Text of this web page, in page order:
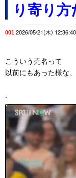
り寄り方
001 2026/05/21(木)
こういう売名って
以前にもあった様な、
.